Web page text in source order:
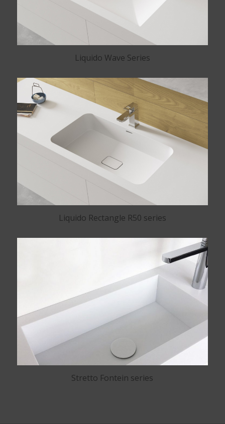
Liquido Wave Series
Liquido Rectangle R50 series
Stretto Fontein series